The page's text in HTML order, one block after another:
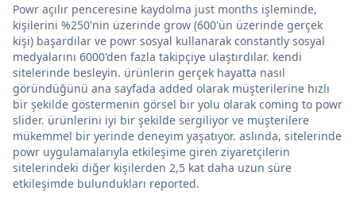
Powr açılır penceresine kaydolma just months işleminde,
kişilerini %250'nin üzerinde grow (600'ün üzerinde gerçek
kişi) başardılar ve powr sosyal kullanarak constantly sosyal
medyalarını 6000'den fazla takipçiye ulaştırdılar. kendi
sitelerinde besleyin. ürünlerin gerçek hayatta nasıl
göründüğünü ana sayfada added olarak müşterilerine hızlı
bir şekilde göstermenin görsel bir yolu olarak coming to powr
slider. ürünlerini iyi bir şekilde sergiliyor ve müşterilere
mükemmel bir yerinde deneyim yaşatıyor. aslında, sitelerinde
powr uygulamalarıyla etkileşime giren ziyaretçilerin
sitelerindeki diğer kişilerden 2,5 kat daha uzun süre
etkileşimde bulundukları reported.